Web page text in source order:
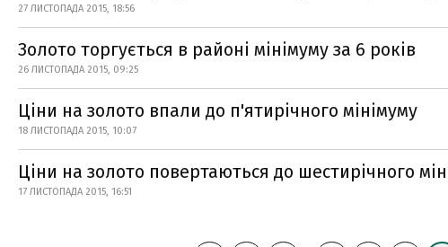
27 ЛИСТОПАДА 2015, 18:56
Золото торгується в районі мінімуму за 6 років
26 ЛИСТОПАДА 2015, 09:25
Ціни на золото впали до п'ятирічного мінімуму
18 ЛИСТОПАДА 2015, 10:07
Ціни на золото повертаються до шестирічного
17 ЛИСТОПАДА 2015, 16:51